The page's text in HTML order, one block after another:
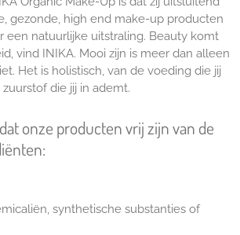
gezonde, high end make-up producten
een natuurlijke uitstraling. Beauty komt
vind INIKA. Mooi zijn is meer dan alleen
Het is holistisch, van de voeding die jij
die jij in ademt.
onze producten vrij zijn van de
synthetische substanties of